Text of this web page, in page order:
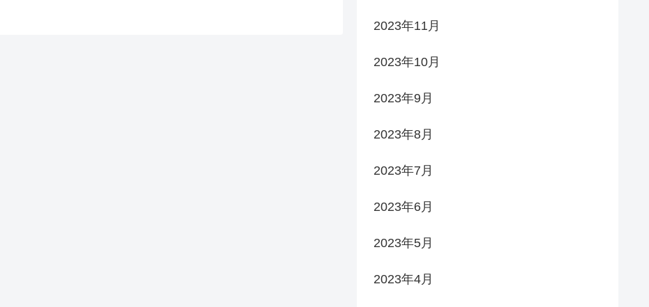
2023年11月
2023年10月
2023年9月
2023年8月
2023年7月
2023年6月
2023年5月
2023年4月